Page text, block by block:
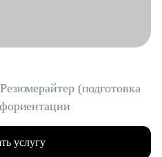
(подготовка
услугу